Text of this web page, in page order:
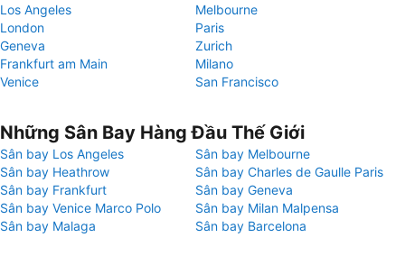
Los Angeles
Melbourne
London
Paris
Geneva
Zurich
Frankfurt am Main
Milano
Venice
San Francisco
Những Sân Bay Hàng Đầu Thế Giới
Sân bay Los Angeles
Sân bay Melbourne
Sân bay Heathrow
Sân bay Charles de Gaulle Paris
Sân bay Frankfurt
Sân bay Geneva
Sân bay Venice Marco Polo
Sân bay Milan Malpensa
Sân bay Malaga
Sân bay Barcelona